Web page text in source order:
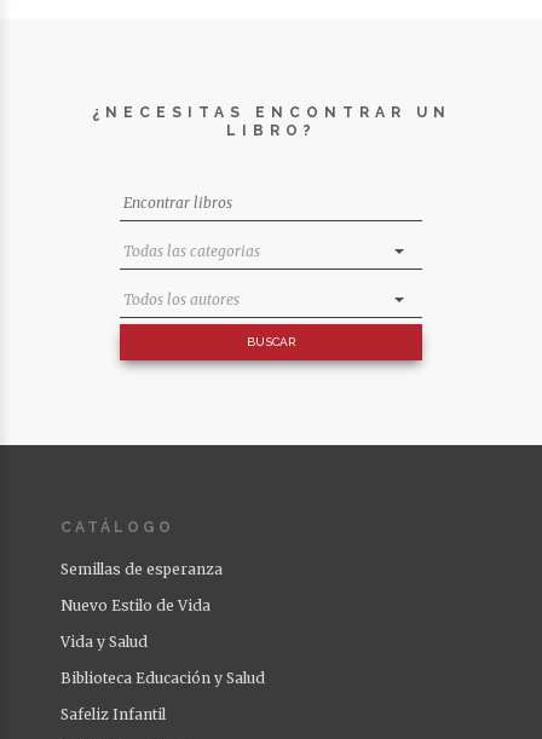
¿NECESITAS ENCONTRAR UN
LIBRO?
CATÁLOGO
Semillas de esperanza
Nuevo Estilo de Vida
Vida y Salud
Biblioteca Educación y Salud
Safeliz Infantil